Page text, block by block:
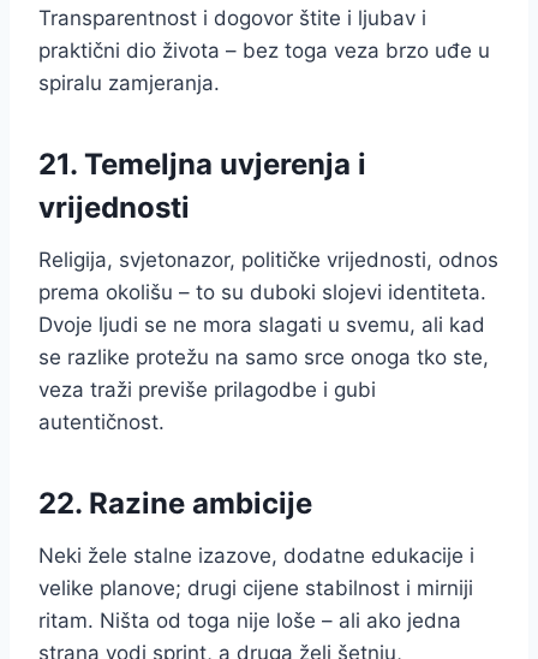
Transparentnost i dogovor štite i ljubav i
praktični dio života – bez toga veza brzo uđe u
spiralu zamjeranja.
21. Temeljna uvjerenja i
vrijednosti
Religija, svjetonazor, političke vrijednosti, odnos
prema okolišu – to su duboki slojevi identiteta.
Dvoje ljudi se ne mora slagati u svemu, ali kad
se razlike protežu na samo srce onoga tko ste,
veza traži previše prilagodbe i gubi
autentičnost.
22. Razine ambicije
Neki žele stalne izazove, dodatne edukacije i
velike planove; drugi cijene stabilnost i mirniji
ritam. Ništa od toga nije loše – ali ako jedna
strana vodi sprint, a druga želi šetnju,